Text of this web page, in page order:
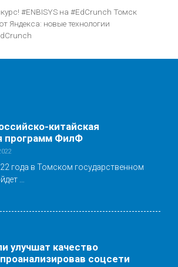
#ENBISYS на #EdCrunch Томск
Яндекса: новые технологии
китайская
программ ФилФ
года в Томском государственном
…
улучшат качество
соцсети